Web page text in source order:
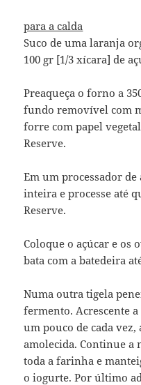
para a calda
Suco de uma laranja
100 gr [1/3 xícara] de
Preaqueça o forno a
fundo removível com
forre com papel
Reserve.
Em um processador
inteira e processe até
Reserve.
Coloque o açúcar e os
bata com a batedeira
Numa outra tigela
fermento. Acrescente
um pouco de cada
amolecida. Continue a
toda a farinha e
o iogurte. Por último